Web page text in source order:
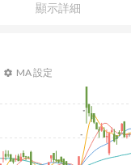
顯示詳細
settings MA 設定